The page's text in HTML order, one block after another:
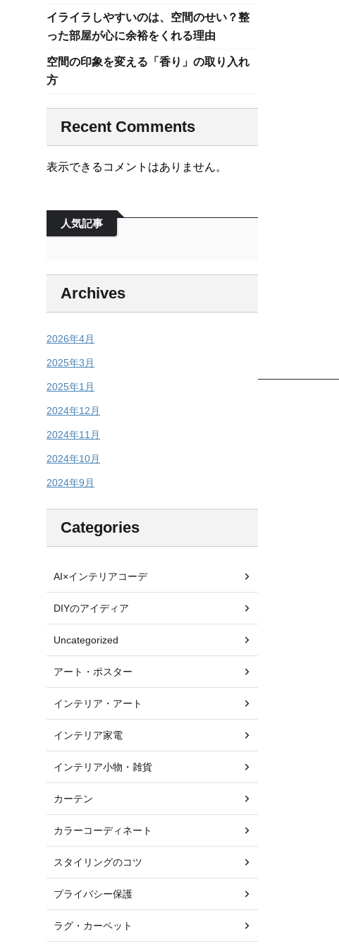
イライラしやすいのは、空間のせい？整
った部屋が心に余裕をくれる理由
空間の印象を変える「香り」の取り入れ
方
Recent Comments
表示できるコメントはありません。
人気記事
Archives
2026年4月
2025年3月
2025年1月
2024年12月
2024年11月
2024年10月
2024年9月
Categories
AI×インテリアコーデ
DIYのアイディア
Uncategorized
アート・ポスター
インテリア・アート
インテリア家電
インテリア小物・雑貨
カーテン
カラーコーディネート
スタイリングのコツ
プライバシー保護
ラグ・カーペット